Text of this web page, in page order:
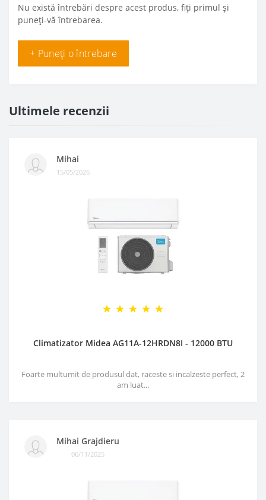
Nu există întrebări despre acest produs, fiți primul și
puneți-vă întrebarea.
+ Puneți o întrebare
Ultimele recenzii
Mihai
15/05/2026
Climatizator Midea AG11A-12HRDN8I - 12000 BTU
Foarte multumit de produsul dat, raceste si incalzeste perfect, 2
am luat...
Mihai Grajdieru
06/11/2025